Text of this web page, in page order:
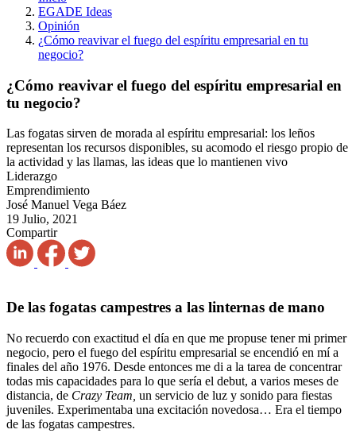
EGADE Ideas
Opinión
¿Cómo reavivar el fuego del espíritu empresarial en tu
negocio?
¿Cómo reavivar el fuego del espíritu empresarial en
tu negocio?
Las fogatas sirven de morada al espíritu empresarial: los leños
representan los recursos disponibles, su acomodo el riesgo propio de
la actividad y las llamas, las ideas que lo mantienen vivo
Liderazgo
Emprendimiento
José Manuel Vega Báez
19 Julio, 2021
Compartir
De las fogatas campestres a las linternas de mano
No recuerdo con exactitud el día en que me propuse tener mi primer
negocio, pero el fuego del espíritu empresarial se encendió en mí a
finales del año 1976. Desde entonces me di a la tarea de concentrar
todas mis capacidades para lo que sería el debut, a varios meses de
distancia, de Crazy Team, un servicio de luz y sonido para fiestas
juveniles. Experimentaba una excitación novedosa… Era el tiempo
de las fogatas campestres.